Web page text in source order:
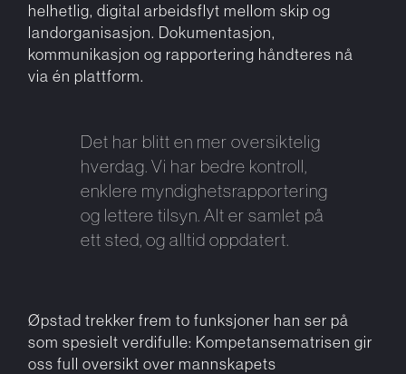
helhetlig, digital arbeidsflyt mellom skip og
landorganisasjon. Dokumentasjon,
kommunikasjon og rapportering håndteres nå
via én plattform.
Det har blitt en mer oversiktelig
hverdag. Vi har bedre kontroll,
enklere myndighetsrapportering
og lettere tilsyn. Alt er samlet på
ett sted, og alltid oppdatert.
Øpstad trekker frem to funksjoner han ser på
som spesielt verdifulle: Kompetansematrisen gir
oss full oversikt over mannskapets